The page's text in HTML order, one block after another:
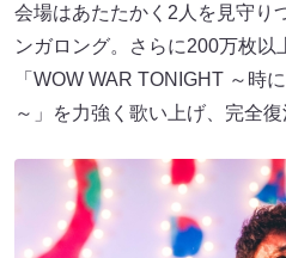
会場はあたたかく2人を見守り
ンガロング。さらに200万枚以
「WOW WAR TONIGHT ～時
～」を力強く歌い上げ、完全